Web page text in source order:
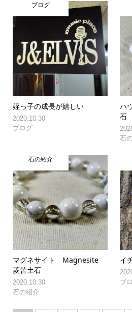
ブログ
姪っ子の成長が嬉しい
2020.10.30
ブログ
ハ
石
石
石の紹介
マグネサイト Magnesite
菱苦土石
2020.10.30
石の紹介
イ
ブ